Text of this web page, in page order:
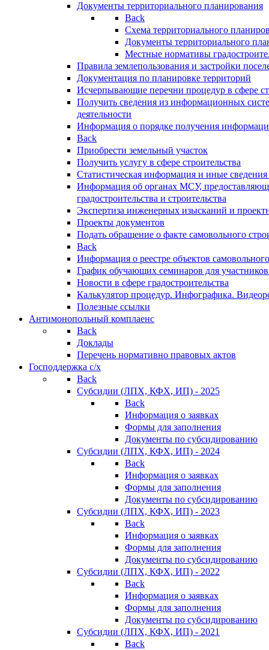
Документы территориального планирования
Back
Схема территориального
Документы территориального
Местные нормативы
Правила землепользования и застройки
Документация по планировке территорий
Исчерпывающие перечни процедур в сфере
Получить сведения из информационных
деятельности
Информация о порядке получения
Back
Приобрести земельный участок
Получить услугу в сфере строительства
Статистическая информация и иные сведения
Информация об органах МСУ,
градостроительства и строительства
Экспертиза инженерных изысканий и
Проекты документов
Подать обращение о факте самовольного
Back
Информация о реестре объектов
График обучающих семинаров для участников
Новости в сфере градостроительства
Калькулятор процедур. Инфографика.
Полезные ссылки
Антимонопольный комплаенс
Back
Доклады
Перечень нормативно правовых актов
Господдержка с/х
Back
Субсидии (ЛПХ, КФХ, ИП) - 2025
Back
Информация о заявках
Формы для заполнения
Документы по субсидированию
Субсидии (ЛПХ, КФХ, ИП) - 2024
Back
Информация о заявках
Формы для заполнения
Документы по субсидированию
Субсидии (ЛПХ, КФХ, ИП) - 2023
Back
Информация о заявках
Формы для заполнения
Документы по субсидированию
Субсидии (ЛПХ, КФХ, ИП) - 2022
Back
Информация о заявках
Формы для заполнения
Документы по субсидированию
Субсидии (ЛПХ, КФХ, ИП) - 2021
Back